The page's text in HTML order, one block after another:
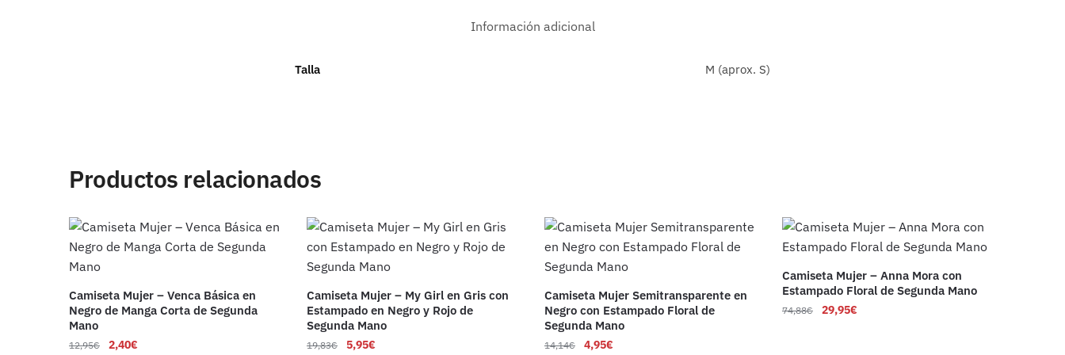
Información adicional
Talla M (aprox. S)
Productos relacionados
Camiseta Mujer – Venca Básica en
Negro de Manga Corta de Segunda
Mano
12,95€ 2,40€
Camiseta Mujer – My Girl en Gris con
Estampado en Negro y Rojo de
Segunda Mano
19,83€ 5,95€
Camiseta Mujer Semitransparente en
Negro con Estampado Floral de
Segunda Mano
14,14€ 4,95€
Camiseta Mujer – Anna Mora con
Estampado Floral de Segunda Mano
74,88€ 29,95€